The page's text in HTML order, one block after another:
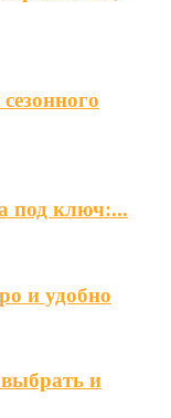
под ключ:...
и удобно
и